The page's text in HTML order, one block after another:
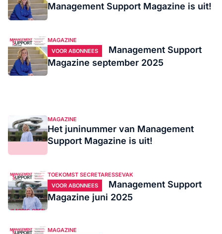
Management Support Magazine is uit!
MAGAZINE
VOOR ABONNEES
Management Support
Magazine september 2025
MAGAZINE
Het juninummer van Management
Support Magazine is uit!
TOEKOMST SECRETARESSEVAK
VOOR ABONNEES
Management Support
Magazine juni 2025
MAGAZINE